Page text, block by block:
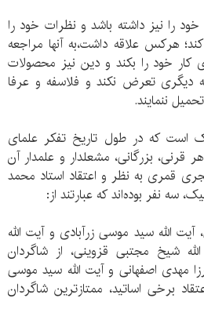
را نیز داشته باشد و نظرات خود را
هرکس علاقه داشت،‌به آنها مراجعه
خود را بکند و دین نیز محصولات
تعرض نکند و فلاسفه و عرفا
ننمایند.
است که در طول تاریخ تفکر علمای
قرنی، بزرگانی، مشعلدار و علمدار آن
قمری به نظر و اعتقاد استاد محمد
سه نفر بوده‌‌اند که عبارتند از:
آیت الله سید موسی زرآبادی و آیت الله
شیخ مجتبی قزوینی، از شاگردان
مهدی اصفهانی و آیت الله سید موسی
برخی اساتید، ممتازترین شاگردان